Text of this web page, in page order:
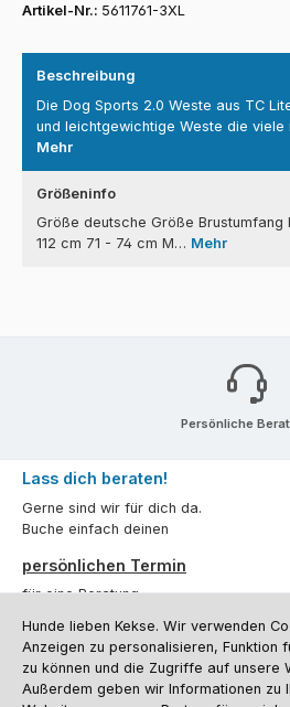
Artikel-Nr.: 5611761-3XL
Beschreibung
Die Dog Sports 2.0 Weste aus TC
und leichtgewichtige Weste die
Mehr
Größeninfo
Größe deutsche Größe Brustumfang
112 cm 71 - 74 cm M… Mehr
Persönliche
Lass dich beraten!
Gerne sind wir für dich da.
Buche einfach deinen
persönlichen Termin
für eine Beratung.
Oder über unserKontaktformular.
Vertrag widerrufen
Hunde lieben Kekse. Wir verwenden
Anzeigen zu personalisieren, Funktion
zu können und die Zugriffe auf unsere
Außerdem geben wir Informationen zu